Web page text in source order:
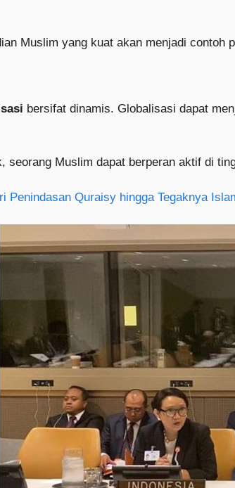
Muslim yang kuat akan menjadi
bersifat dinamis. Globalisasi dapat
seorang Muslim dapat berperan aktif di
Penindasan Quraisy hingga Tegaknya